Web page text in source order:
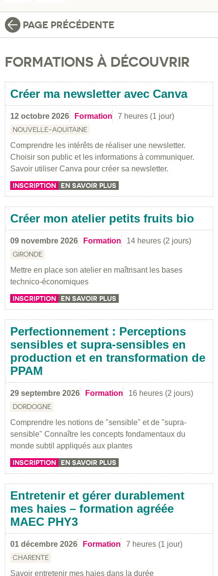
PAGE PRÉCÉDENTE
FORMATIONS À DÉCOUVRIR
Créer ma newsletter avec Canva
12 octobre 2026 Formation 7 heures (1 jour)
NOUVELLE-AQUITAINE
Comprendre les intérêts de réaliser une newsletter.
Choisir son public et les informations à communiquer.
Savoir utiliser Canva pour créer sa newsletter.
INSCRIPTION EN SAVOIR PLUS
Créer mon atelier petits fruits bio
09 novembre 2026 Formation 14 heures (2 jours)
GIRONDE
Mettre en place son atelier en maîtrisant les bases
technico-économiques
INSCRIPTION EN SAVOIR PLUS
Perfectionnement : Perceptions
sensibles et supra-sensibles en
production et en transformation de
PPAM
29 septembre 2026 Formation 16 heures (2 jours)
DORDOGNE
Comprendre les notions de "sensible" et de "supra-
sensible" Connaître les concepts fondamentaux du
monde subtil appliqués aux plantes
INSCRIPTION EN SAVOIR PLUS
Entretenir et gérer durablement
mes haies – formation agréée
MAEC PHY3
01 décembre 2026 Formation 7 heures (1 jour)
CHARENTE
Savoir entretenir mes haies dans la durée